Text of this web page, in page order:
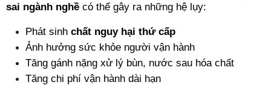
sai ngành nghề có thể gây ra những hệ lụy:
Phát sinh chất nguy hại thứ cấp
Ảnh hưởng sức khỏe người vận hành
Tăng gánh nặng xử lý bùn, nước sau hóa chất
Tăng chi phí vận hành dài hạn